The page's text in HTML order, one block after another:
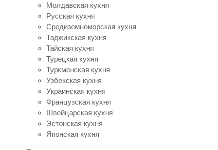
Молдавская кухня
Русская кухня
Средиземноморская кухня
Таджикская кухня
Тайская кухня
Турецкая кухня
Туркменская кухня
Узбекская кухня
Украинская кухня
Французская кухня
Швейцарская кухня
Эстонская кухня
Японская кухня